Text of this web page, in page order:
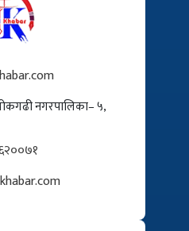
नगरपालिका– ५,